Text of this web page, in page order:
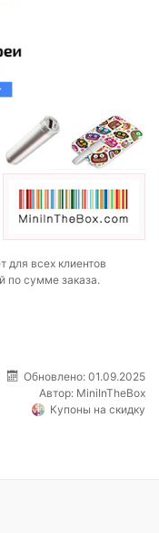
для всех клиентов
по сумме заказа.
Обновлено: 01.09.2025
Автор: MiniInTheBox
Купоны на скидку